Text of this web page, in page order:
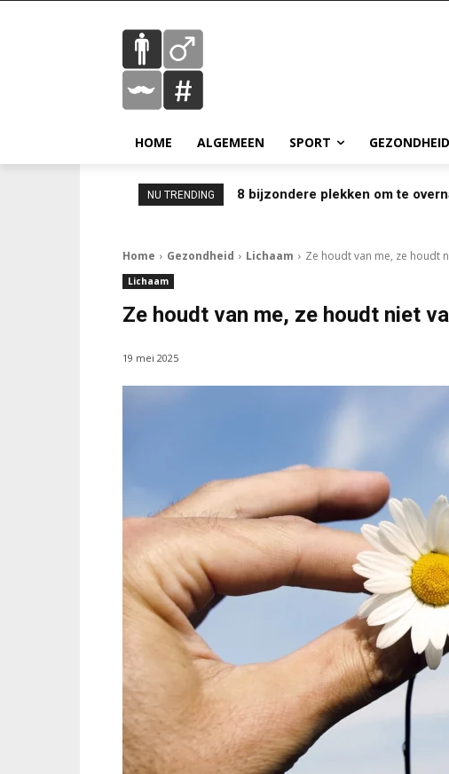
HOME ALGEMEEN SPORT GEZONDHEID
NU TRENDING 8 bijzondere plekken om te
Home Gezondheid Lichaam Ze houdt van me, ze houdt
Lichaam
Ze houdt van me, ze houdt niet
19 mei 2025